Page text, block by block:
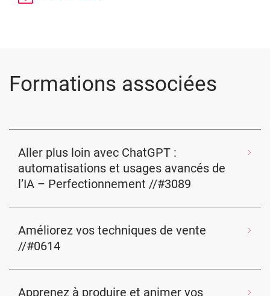
Formations associées
Aller plus loin avec ChatGPT :
automatisations et usages avancés de
l’IA – Perfectionnement //#3089
Améliorez vos techniques de vente
//#0614
Apprenez à produire et animer vos